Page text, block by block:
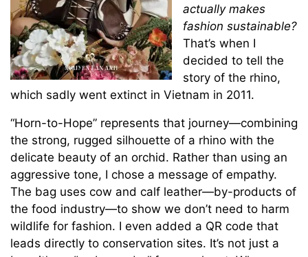
actually makes
fashion sustainable?
That’s when I
decided to tell the
story of the rhino,
which sadly went extinct in Vietnam in 2011.
“Horn-to-Hope” represents that journey—combining
the strong, rugged silhouette of a rhino with the
delicate beauty of an orchid. Rather than using an
aggressive tone, I chose a message of empathy.
The bag uses cow and calf leather—by-products of
the food industry—to show we don’t need to harm
wildlife for fashion. I even added a QR code that
leads directly to conservation sites. It’s not just a